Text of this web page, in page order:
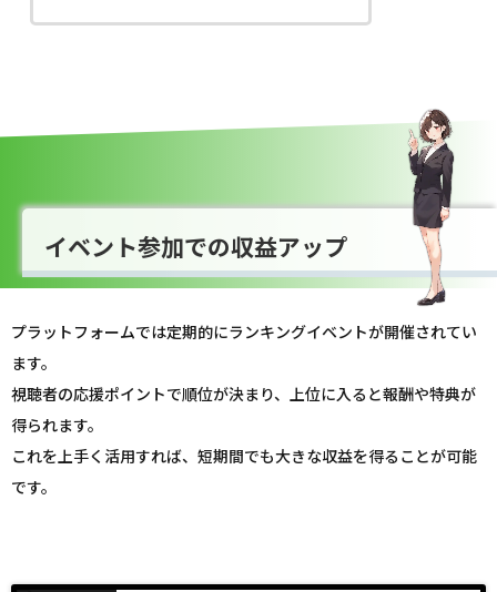
イベント参加での収益アップ
プラットフォームでは定期的にランキングイベントが開催されてい
ます。
視聴者の応援ポイントで順位が決まり、上位に入ると報酬や特典が
得られます。
これを上手く活用すれば、短期間でも大きな収益を得ることが可能
です。